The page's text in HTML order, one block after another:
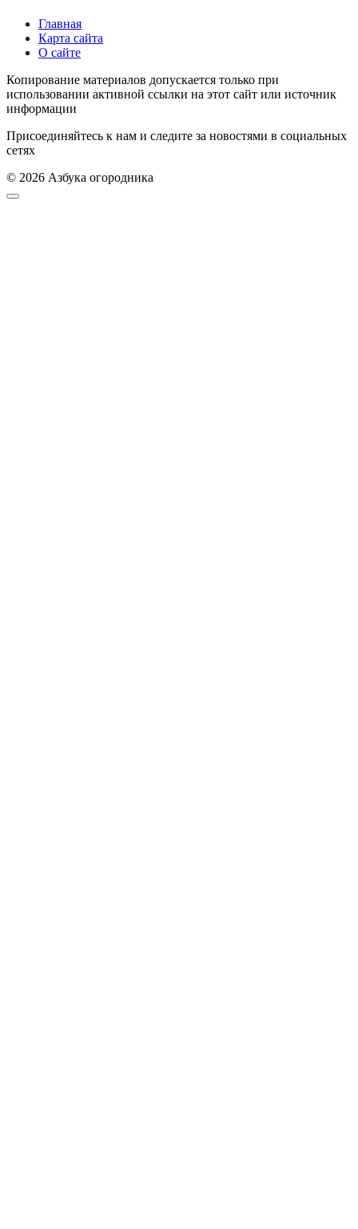
Главная
Карта сайта
О сайте
Копирование материалов допускается только при
использовании активной ссылки на этот сайт или источник
информации
Присоединяйтесь к нам и следите за новостями в социальных
сетях
© 2026 Азбука огородника